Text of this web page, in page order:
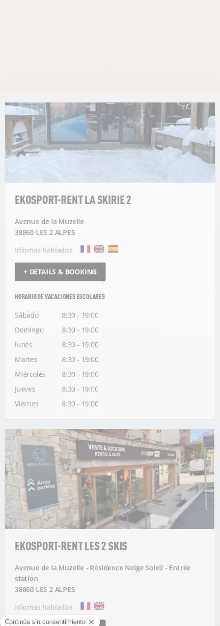
EKOSPORT-RENT LA SKIRIE 2
Avenue de la Muzelle
38860 LES 2 ALPES
Idiomas hablados
+ DETAILS & BOOKING
HORARIO DE VACACIONES ESCOLARES
Sábado
8:30 - 19:00
Domingo
8:30 - 19:00
lunes
8:30 - 19:00
Martes
8:30 - 19:00
Miércoles
8:30 - 19:00
Jueves
8:30 - 19:00
Viernes
8:30 - 19:00
EKOSPORT-RENT LES 2 SKIS
Avenue de la Muzelle - Résidence Neige Soleil - Entrée
station
38860 LES 2 ALPES
Idiomas hablados